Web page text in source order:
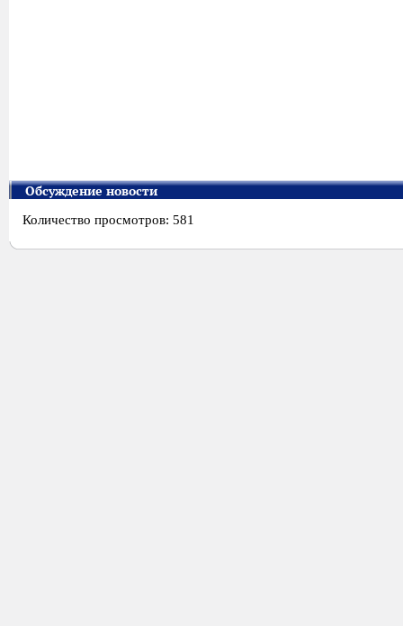
Обсуждение новости
Количество просмотров: 581